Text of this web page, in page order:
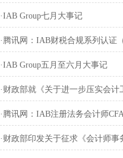
·IAB Group七月大事记
·腾讯网：IAB财税合规系列认证
·IAB Group五月至六月大事记
·财政部就《关于进一步压实会
·腾讯网：IAB注册法务会计师
·财政部印发关于征求《会计师